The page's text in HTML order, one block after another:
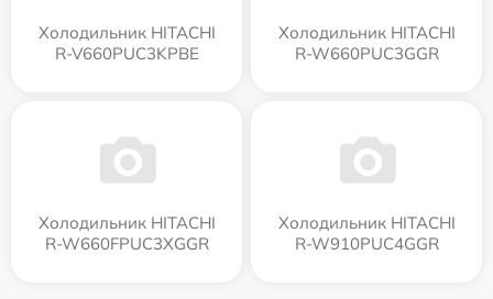
Холодильник HITACHI
R-V660PUC3KPBE
Холодильник HITACHI
R-W660PUC3GGR
Холодильник HITACHI
R-W660FPUC3XGGR
Холодильник HITACHI
R-W910PUC4GGR